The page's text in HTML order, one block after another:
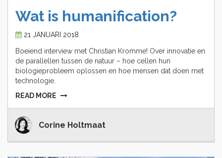
Wat is humanification?
21 JANUARI 2018
Boeiend interview met Christian Kromme! Over innovatie en
de parallellen tussen de natuur – hoe cellen hun
biologieprobleem oplossen en hoe mensen dat doen met
technologie.
READ MORE
Corine Holtmaat